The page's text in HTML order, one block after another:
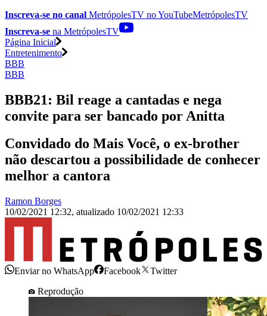
Inscreva-se no canal MetrópolesTV noYouTubeMetrópolesTV
Inscreva-se na MetrópolesTV
Página Inicial
Entretenimento
BBB
BBB
BBB21: Bil reage a cantadas e nega
convite para ser bancado por Anitta
Convidado do Mais Você, o ex-brother
não descartou a possibilidade de conhecer
melhor a cantora
Ramon Borges
10/02/2021 12:32, atualizado 10/02/2021 12:33
Enviar no WhatsApp Facebook
Twitter
Reprodução